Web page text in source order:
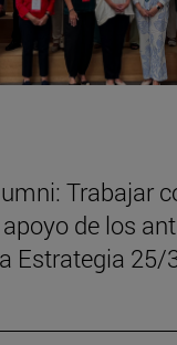
Trabajar
de los
Estrategia 25/